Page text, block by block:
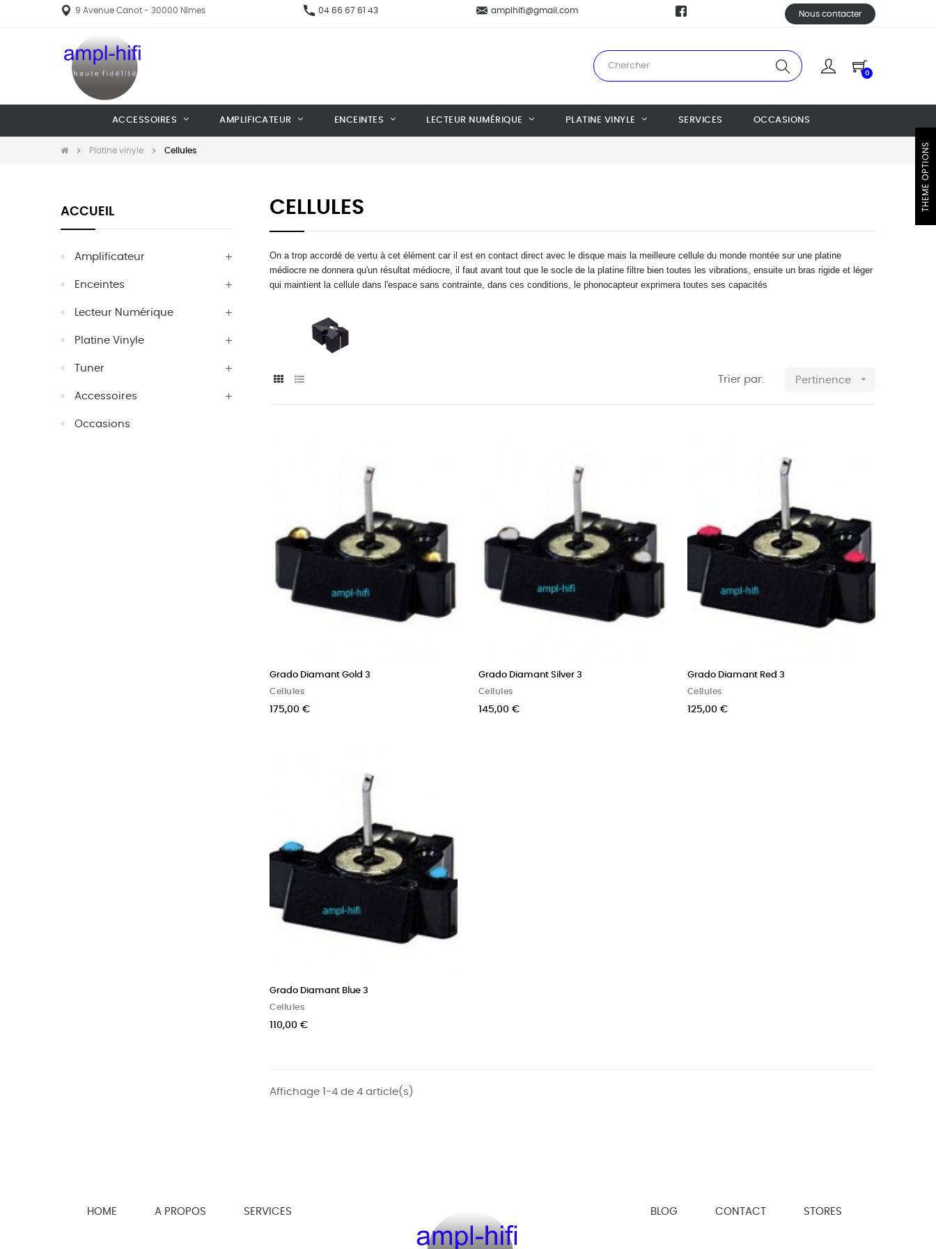
9 Avenue Canot - 30000 Nîmes 04 66 67 61 43 amplhifi@gmail.com Nous contacter
0
ACCESSOIRES AMPLIFICATEUR ENCEINTES LECTEUR NUMÉRIQUE PLATINE VINYLE SERVICES OCCASIONS
Platine vinyle Cellules
ACCUEIL
Amplificateur
Enceintes
Lecteur Numérique
Platine Vinyle
Tuner
Accessoires
Occasions
CELLULES
On a trop accordé de vertu à cet élément car il est en contact direct avec le disque mais la meilleure cellule du monde montée sur une platine
médiocre ne donnera qu'un résultat médiocre, il faut avant tout que le socle de la platine filtre bien toutes les vibrations, ensuite un bras rigide et léger
qui maintient la cellule dans l'espace sans contrainte, dans ces conditions, le phonocapteur exprimera toutes ses capacités
Trier par: Pertinence 
Grado Diamant Gold 3
Cellules
175,00 €
Grado Diamant Silver 3
Cellules
145,00 €
Grado Diamant Red 3
Cellules
125,00 €
Grado Diamant Blue 3
Cellules
110,00 €
Affichage 1-4 de 4 article(s)
HOME A PROPOS SERVICES BLOG CONTACT STORES
THEME OPTIONS